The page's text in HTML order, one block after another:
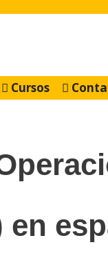
Cursos
en